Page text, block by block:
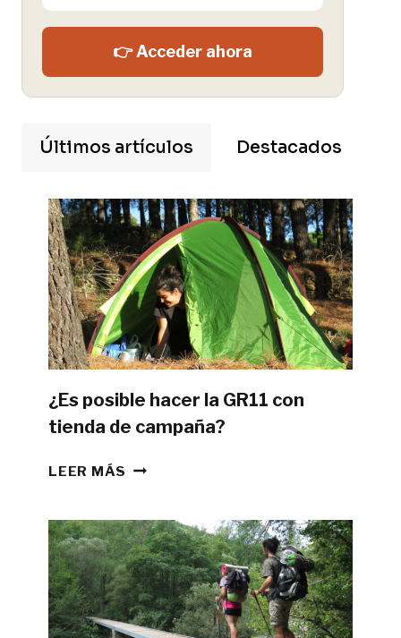
👉 Acceder ahora
Últimos artículos Destacados
¿Es posible hacer la GR11 con
tienda de campaña?
LEER MÁS ¿ES
LA
GR11
CON
TIENDA
DE